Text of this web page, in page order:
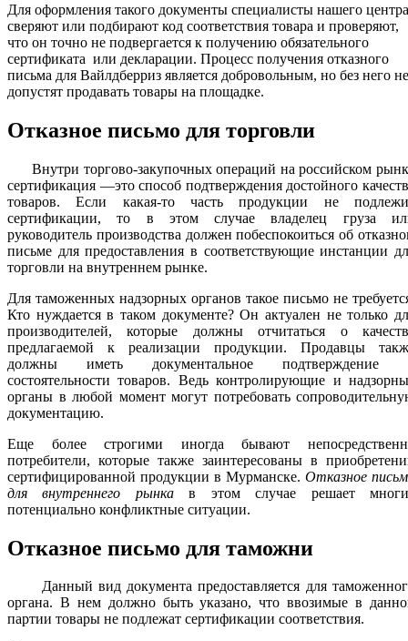
Для оформления такого документы специалисты нашего центра
сверяют или подбирают код соответствия товара и проверяют,
что он точно не подвергается к получению обязательного
сертификата или декларации. Процесс получения отказного
письма для Вайлдберриз является добровольным, но без него не
допустят продавать товары на площадке.
Отказное письмо для торговли
Внутри торгово-закупочных операций на российском
сертификация —это способ подтверждения достойного
товаров. Если какая-то часть продукции не
сертификации, то в этом случае владелец груза
руководитель производства должен побеспокоиться об
письме для предоставления в соответствующие инстанции
торговли на внутреннем рынке.
Для таможенных надзорных органов такое письмо не
Кто нуждается в таком документе? Он актуален не только
производителей, которые должны отчитаться о
предлагаемой к реализации продукции. Продавцы
должны иметь документальное подтверждение
состоятельности товаров. Ведь контролирующие и
органы в любой момент могут потребовать
документацию.
Еще более строгими иногда бывают
потребители, которые также заинтересованы в
сертифицированной продукции в Мурманске. Отказное
для внутреннего рынкав этом случае решает
потенциально конфликтные ситуации.
Отказное письмо для таможни
Данный вид документа предоставляется для
органа. В нем должно быть указано, что ввозимые в
партии товары не подлежат сертификации соответствия.